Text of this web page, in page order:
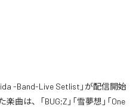
-Band-Live Setlist」が配信開始
は、「BUG;Z」「雪夢想」「One